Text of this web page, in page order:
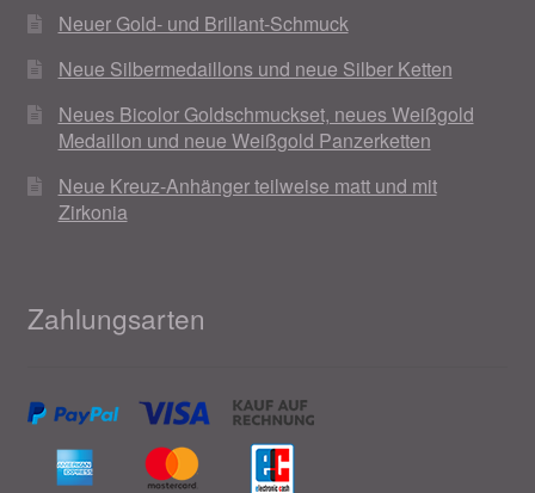
Neuer Gold- und Brillant-Schmuck
Neue Silbermedaillons und neue Silber Ketten
Neues Bicolor Goldschmuckset, neues Weißgold
Medaillon und neue Weißgold Panzerketten
Neue Kreuz-Anhänger teilweise matt und mit
Zirkonia
Zahlungsarten